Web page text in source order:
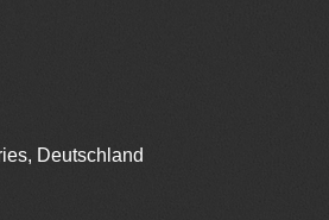
Deutschland